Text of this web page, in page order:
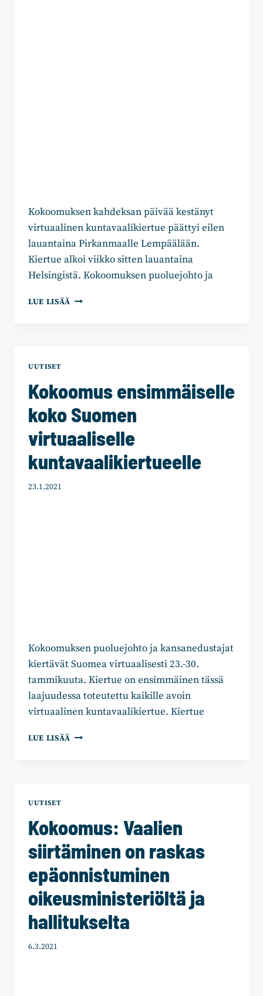
Kokoomuksen kahdeksan päivää kestänyt
virtuaalinen kuntavaalikiertue päättyi eilen
lauantaina Pirkanmaalle Lempäälään.
Kiertue alkoi viikko sitten lauantaina
Helsingistä. Kokoomuksen puoluejohto ja
LUE LISÄÄ KOKOOMUKSEN
UUTISET
Kokoomus ensimmäiselle
koko Suomen
virtuaaliselle
kuntavaalikiertueelle
23.1.2021
Kokoomuksen puoluejohto ja kansanedustajat
kiertävät Suomea virtuaalisesti 23.-30.
tammikuuta. Kiertue on ensimmäinen tässä
laajuudessa toteutettu kaikille avoin
virtuaalinen kuntavaalikiertue. Kiertue
LUE LISÄÄ KOKOOMUS
UUTISET
Kokoomus: Vaalien
siirtäminen on raskas
epäonnistuminen
oikeusministeriöltä ja
hallitukselta
6.3.2021